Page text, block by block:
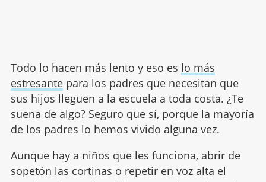
Todo lo hacen más lento y eso es lo más
estresantepara los padres que necesitan que
sus hijos lleguen a la escuela a toda costa. ¿Te
suena de algo? Seguro que sí, porque la mayoría
de los padres lo hemos vivido alguna vez.
Aunque hay a niños que les funciona, abrir de
sopetón las cortinas o repetir en voz alta el